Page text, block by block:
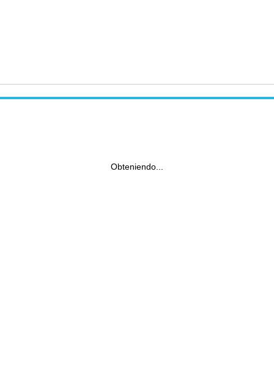
Obteniendo...